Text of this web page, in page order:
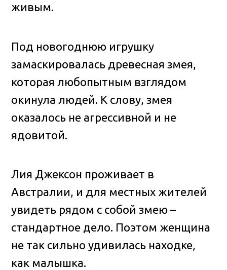
живым.
Под новогоднюю игрушку
замаскировалась древесная змея,
которая любопытным взглядом
окинула людей. К слову, змея
оказалось не агрессивной и не
ядовитой.
Лия Джексон проживает в
Австралии, и для местных жителей
увидеть рядом с собой змею –
стандартное дело. Поэтом женщина
не так сильно удивилась находке,
как малышка.